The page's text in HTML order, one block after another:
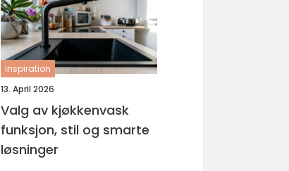
inspiration
13. April 2026
Valg av kjøkkenvask
funksjon, stil og smarte
løsninger